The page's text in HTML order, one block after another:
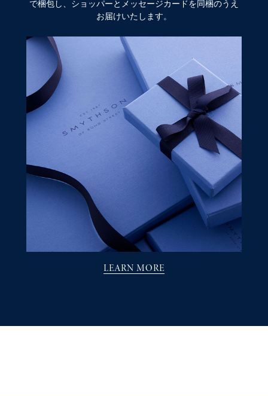
で梱包し、ショッパーとメッセージカードを同梱のうえ
お届けいたします。
LEARN MORE